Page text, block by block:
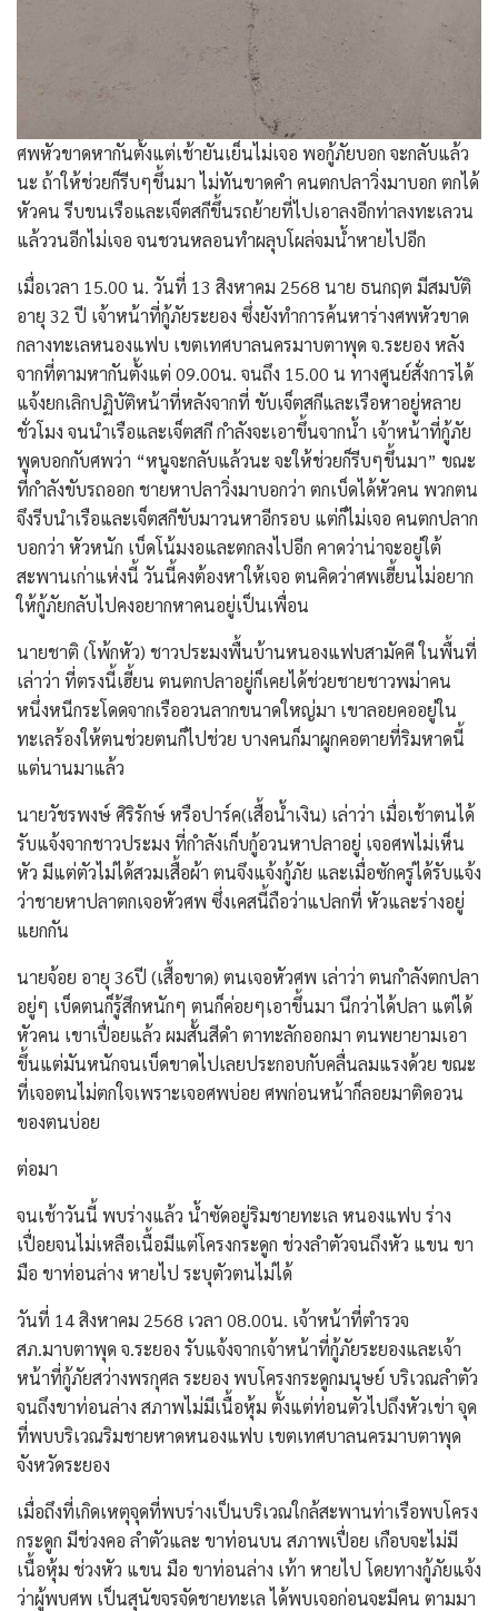
ศพหัวขาดหากันตั้งแต่เช้ายันเย็นไม่เจอ พอกู้ภัยบอก จะกลับแล้ว
นะ ถ้าให้ช่วยก็รีบๆขึ้นมา ไม่ทันขาดคำ คนตกปลาวิ่งมาบอก ตกได้
หัวคน รีบขนเรือและเจ็ตสกีขึ้นรถย้ายที่ไปเอาลงอีกท่าลงทะเลวน
แล้ววนอีกไม่เจอ จนชวนหลอนทำผลุบโผล่จมน้ำหายไปอีก
เมื่อเวลา 15.00 น. วันที่ 13 สิงหาคม 2568 นาย ธนกฤต มีสมบัติ
อายุ 32 ปี เจ้าหน้าที่กู้ภัยระยอง ซึ่งยังทำการค้นหาร่างศพหัวขาด
กลางทะเลหนองแฟบ เขตเทศบาลนครมาบตาพุด จ.ระยอง หลัง
จากที่ตามหากันตั้งแต่ 09.00น. จนถึง 15.00 น ทางศูนย์สั่งการได้
แจ้งยกเลิกปฏิบัติหน้าที่หลังจากที่ ขับเจ็ตสกีและเรือหาอยู่หลาย
ชั่วโมง จนนำเรือและเจ็ตสกี กำลังจะเอาขึ้นจากน้ำ เจ้าหน้าที่กู้ภัย
พูดบอกกับศพว่า “หนูจะกลับแล้วนะ จะให้ช่วยก็รีบๆขึ้นมา” ขณะ
ที่กำลังขับรถออก ชายหาปลาวิ่งมาบอกว่า ตกเบ็ดได้หัวคน พวกตน
จึงรีบนำเรือและเจ็ตสกีขับมาวนหาอีกรอบ แต่ก็ไม่เจอ คนตกปลาก
บอกว่า หัวหนัก เบ็ดโน้มงอและตกลงไปอีก คาดว่าน่าจะอยู่ใต้
สะพานเก่าแห่งนี้ วันนี้คงต้องหาให้เจอ ตนคิดว่าศพเฮี้ยนไม่อยาก
ให้กู้ภัยกลับไปคงอยากหาคนอยู่เป็นเพื่อน
นายชาติ (โพ้กหัว) ชาวประมงพื้นบ้านหนองแฟบสามัคคี ในพื้นที่
เล่าว่า ที่ตรงนี้เฮี้ยน ตนตกปลาอยู่ก็เคยได้ช่วยชายชาวพม่าคน
หนึ่งหนีกระโดดจากเรืออวนลากขนาดใหญ่มา เขาลอยคออยู่ใน
ทะเลร้องให้ตนช่วยตนก็ไปช่วย บางคนก็มาผูกคอตายที่ริมหาดนี้
แต่นานมาแล้ว
นายวัชรพงษ์ ศิริรักษ์ หรือปาร์ค(เสื้อน้ำเงิน) เล่าว่า เมื่อเช้าตนได้
รับแจ้งจากชาวประมง ที่กำลังเก็บกู้อวนหาปลาอยู่ เจอศพไม่เห็น
หัว มีแต่ตัวไม่ได้สวมเสื้อผ้า ตนจึงแจ้งกู้ภัย และเมื่อซักครู่ได้รับแจ้ง
ว่าชายหาปลาตกเจอหัวศพ ซึ่งเคสนี้ถือว่าแปลกที่ หัวและร่างอยู่
แยกกัน
นายจ้อย อายุ 36ปี (เสื้อขาด) ตนเจอหัวศพ เล่าว่า ตนกำลังตกปลา
อยู่ๆ เบ็ดตนก็รู้สึกหนักๆ ตนก็ค่อยๆเอาขึ้นมา นึกว่าได้ปลา แต่ได้
หัวคน เขาเปื่อยแล้ว ผมสั้นสีดำ ตาทะลักออกมา ตนพยายามเอา
ขึ้นแต่มันหนักจนเบ็ดขาดไปเลยประกอบกับคลื่นลมแรงด้วย ขณะ
ที่เจอตนไม่ตกใจเพราะเจอศพบ่อย ศพก่อนหน้าก็ลอยมาติดอวน
ของตนบ่อย
ต่อมา
จนเช้าวันนี้ พบร่างแล้ว น้ำซัดอยู่ริมชายทะเล หนองแฟบ ร่าง
เปื่อยจนไม่เหลือเนื้อมีแต่โครงกระดูก ช่วงลำตัวจนถึงหัว แขน ขา
มือ ขาท่อนล่าง หายไป ระบุตัวตนไม่ได้
วันที่ 14 สิงหาคม 2568 เวลา 08.00น. เจ้าหน้าที่ตำรวจ
สภ.มาบตาพุด จ.ระยอง รับแจ้งจากเจ้าหน้าที่กู้ภัยระยองและเจ้า
หน้าที่กู้ภัยสว่างพรกุศล ระยอง พบโครงกระดูกมนุษย์ บริเวณลำตัว
จนถึงขาท่อนล่าง สภาพไม่มีเนื้อหุ้ม ตั้งแต่ท่อนตัวไปถึงหัวเข่า จุด
ที่พบบริเวณริมชายหาดหนองแฟบ เขตเทศบาลนครมาบตาพุด
จังหวัดระยอง
เมื่อถึงที่เกิดเหตุจุดที่พบร่างเป็นบริเวณใกล้สะพานท่าเรือพบโครง
กระดูก มีช่วงคอ ลำตัวและ ขาท่อนบน สภาพเปื่อย เกือบจะไม่มี
เนื้อหุ้ม ช่วงหัว แขน มือ ขาท่อนล่าง เท้า หายไป โดยทางกู้ภัยแจ้ง
ว่าผู้พบศพ เป็นสุนัขจรจัดชายทะเล ได้พบเจอก่อนจะมีคน ตามมา